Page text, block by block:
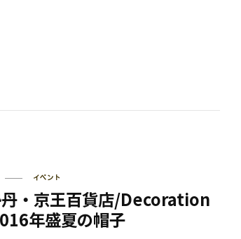
イベント
・京王百貨店/Decoration
年盛夏の帽子